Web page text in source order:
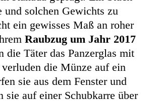
und solchen Gewichts zu
ein gewisses Maß an roher
Raubzug um Jahr 2017
die Täter das Panzerglas mit
die Münze auf ein
sie aus dem Fenster und
sie auf einer Schubkarre über